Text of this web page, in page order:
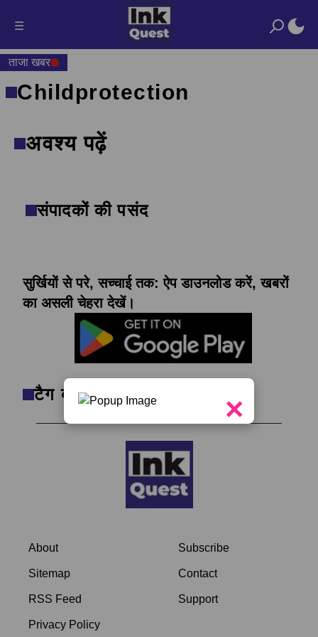
☰
ताजा खबर
×
Childprotection
अवश्य पढ़ें
संपादकों की पसंद
सुर्खियों से परे, सच्चाई तक: ऐप डाउनलोड करें, खबरों
का असली चेहरा देखें।
टैग क्लाउड
About
Sitemap
RSS Feed
Privacy Policy
Subscribe
Contact
Support